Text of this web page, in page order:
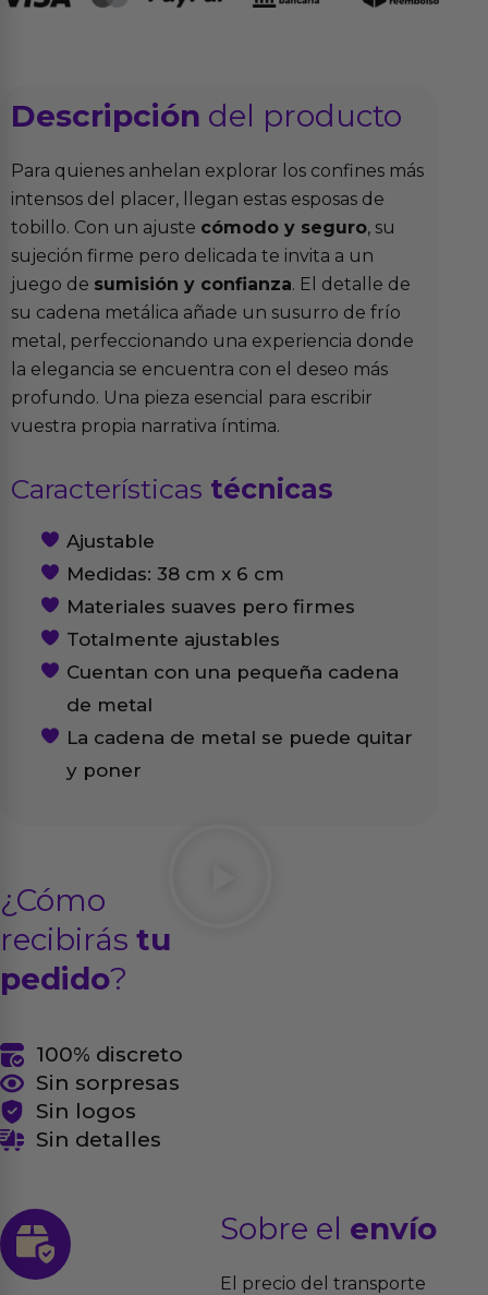
Descripción del producto
Para quienes anhelan explorar los confines más
intensos del placer, llegan estas esposas de
tobillo. Con un ajuste cómodo y seguro, su
sujeción firme pero delicada te invita a un
juego de sumisión y confianza. El detalle de
su cadena metálica añade un susurro de frío
metal, perfeccionando una experiencia donde
la elegancia se encuentra con el deseo más
profundo. Una pieza esencial para escribir
vuestra propia narrativa íntima.
Características técnicas
Ajustable
Medidas: 38 cm x 6 cm
Materiales suaves pero firmes
Totalmente ajustables
Cuentan con una pequeña cadena
de metal
La cadena de metal se puede quitar
y poner
¿Cómo
recibirás tu
pedido?
100% discreto
Sin sorpresas
Sin logos
Sin detalles
Sobre el envío
El precio del transporte